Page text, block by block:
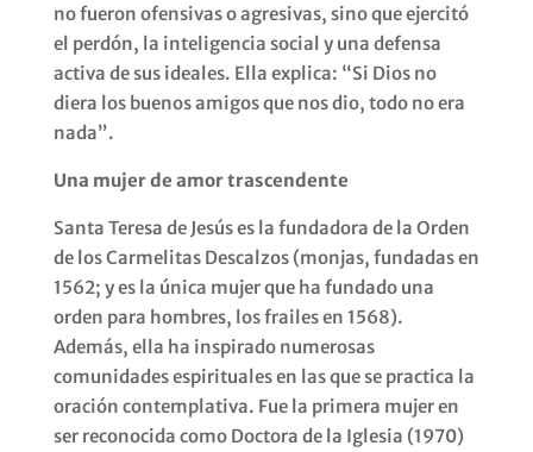
no fueron ofensivas o agresivas, sino que ejercitó
el perdón, la inteligencia social y una defensa
activa de sus ideales. Ella explica: “Si Dios no
diera los buenos amigos que nos dio, todo no era
nada”.
Una mujer de amor trascendente
Santa Teresa de Jesús es la fundadora de la Orden
de los Carmelitas Descalzos (monjas, fundadas en
1562; y es la única mujer que ha fundado una
orden para hombres, los frailes en 1568).
Además, ella ha inspirado numerosas
comunidades espirituales en las que se practica la
oración contemplativa. Fue la primera mujer en
ser reconocida como Doctora de la Iglesia (1970)